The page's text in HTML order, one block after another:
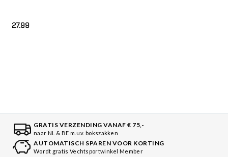
27.99
GRATIS VERZENDING VANAF € 75,-
naar NL & BE m.u.v. bokszakken
AUTOMATISCH SPAREN VOOR KORTING
Wordt gratis Vechtsportwinkel Member